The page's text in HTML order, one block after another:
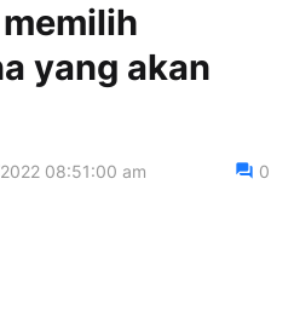
yang akan
08:51:00 am 0